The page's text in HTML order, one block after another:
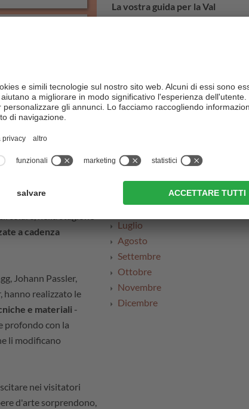
e con la natura», il
nella stagione
a cadenza
Johann Passler,
hanno realizzato le
e materiali -
profondo con la
li modificano
nei visitatori
d'arte sorprendono,
La vostra guida per la Val
Le 10 migliori attrazioni
Consigli in caso di maltempo
Luglio
Agosto
Settembre
Ottobre
Novembre
Dicembre